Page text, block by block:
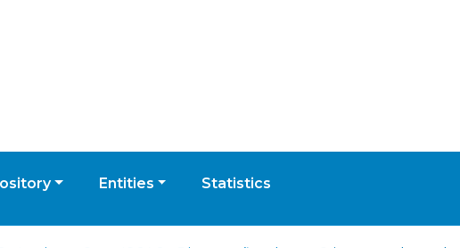
Entities Statistics